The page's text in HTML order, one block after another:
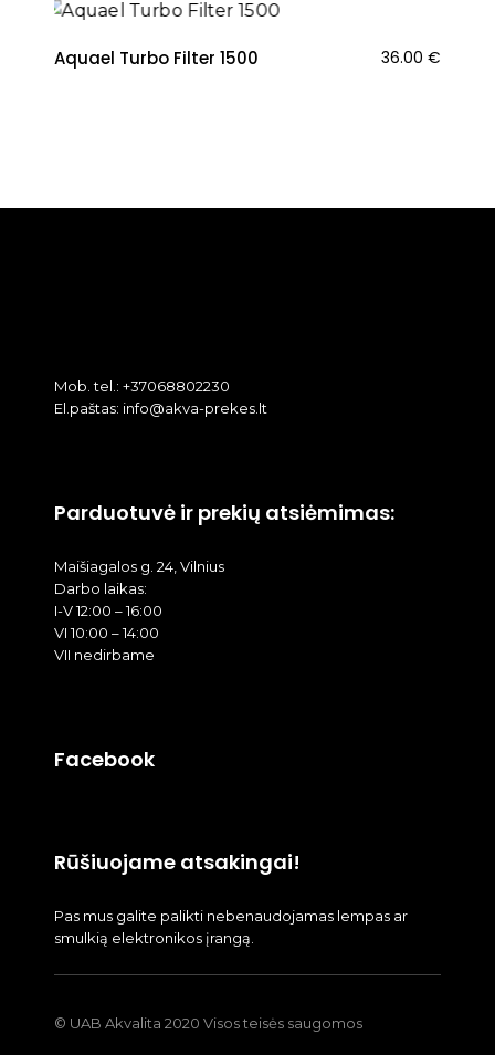
Aquael Turbo Filter 1500 36.00 €
Mob. tel.: +37068802230
El.paštas: info@akva-prekes.lt
Parduotuvė ir prekių atsiėmimas:
Maišiagalos g. 24, Vilnius
Darbo laikas:
I-V 12:00 – 16:00
VI 10:00 – 14:00
VII nedirbame
Facebook
Rūšiuojame atsakingai!
Pas mus galite palikti nebenaudojamas lempas ar
smulkią elektronikos įrangą.
© UAB Akvalita 2020 Visos teisės saugomos